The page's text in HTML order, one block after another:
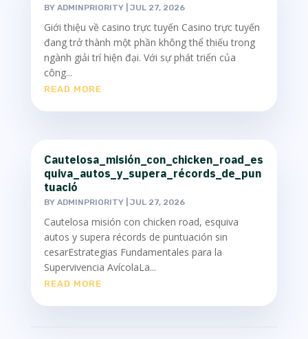
BY ADMINPRIORITY| JUL 27, 2026
Giới thiệu về casino trực tuyến Casino trực tuyến
đang trở thành một phần không thể thiếu trong
ngành giải trí hiện đại. Với sự phát triển của
công...
READ MORE
Cautelosa_misión_con_chicken_road_es
quiva_autos_y_supera_récords_de_pun
tuació
BY ADMINPRIORITY| JUL 27, 2026
Cautelosa misión con chicken road, esquiva
autos y supera récords de puntuación sin
cesarEstrategias Fundamentales para la
Supervivencia AvícolaLa...
READ MORE